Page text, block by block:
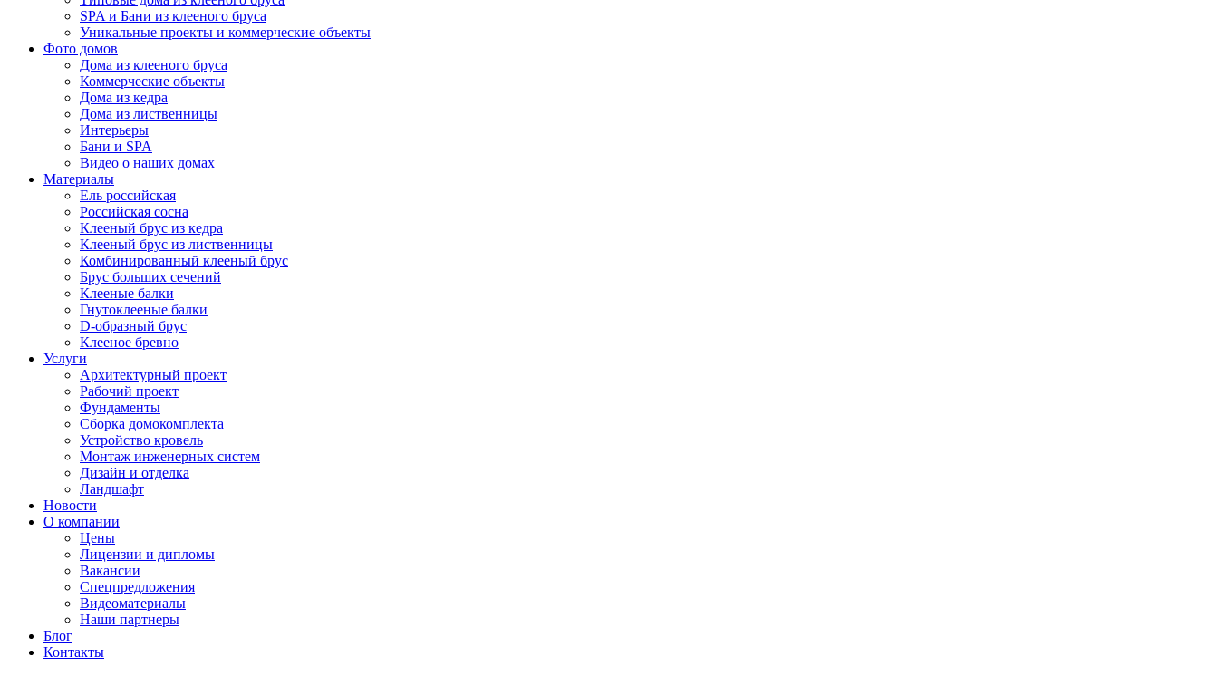
SPA и Бани из клееного бруса
Уникальные проекты и коммерческие объекты
Фото домов
Дома из клееного бруса
Коммерческие объекты
Дома из кедра
Дома из лиственницы
Интерьеры
Бани и SPA
Видео о наших домах
Материалы
Ель российская
Российская сосна
Клееный брус из кедра
Клееный брус из лиственницы
Комбинированный клееный брус
Брус больших сечений
Клееные балки
Гнутоклееные балки
D-образный брус
Клееное бревно
Услуги
Архитектурный проект
Рабочий проект
Фундаменты
Сборка домокомплекта
Устройство кровель
Монтаж инженерных систем
Дизайн и отделка
Ландшафт
Новости
О компании
Цены
Лицензии и дипломы
Вакансии
Cпецпредложения
Видеоматериалы
Наши партнеры
Блог
Контакты